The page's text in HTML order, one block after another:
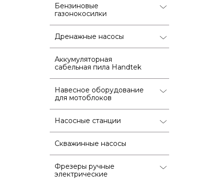
Бензиновые
газонокосилки
Дренажные насосы
Аккумуляторная
сабельная пила Handtek
Навесное оборудование
для мотоблоков
Насосные станции
Скважинные насосы
Фрезеры ручные
электрические